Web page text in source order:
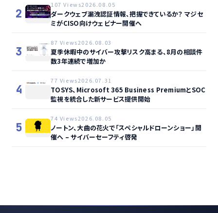
2
107 Views2026.08.05
ダークウェブ漏洩認証情報、把握できているか？ マジセ
ミがCISO向けウェビナー開催へ
3
87 Views2026.08.03
夏季休暇中のサイバー攻撃リスク高まる、8月の相談件
数3年連続で増加か
4
77 Views2026.07.31
TOSYS、Microsoft 365 Business PremiumとSOC
監視を統合した新サービス提供開始
5
74 Views2026.08.05
ノートン、大曲の花火で「スペシャルドローンショー」開
催へ – サイバーセーフティ啓発